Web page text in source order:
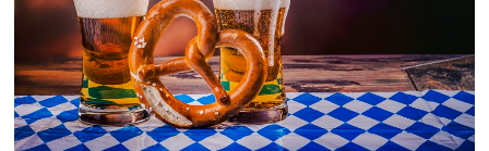
pro
děti